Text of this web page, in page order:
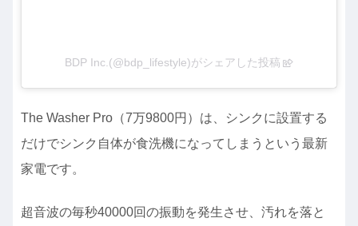
BDP Inc.(@bdp_lifestyle)がシェアした投稿
The Washer Pro（7万9800円）は、シンクに設置する
だけでシンク自体が食洗機になってしまうという最新
家電です。
超音波の毎秒40000回の振動を発生させ、汚れを落と